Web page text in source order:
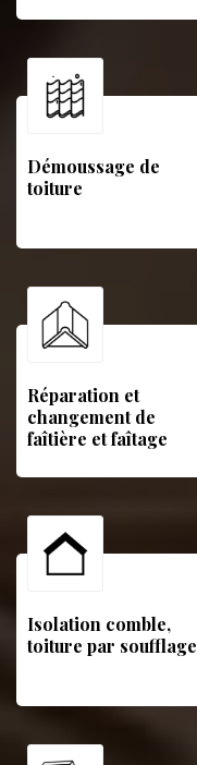
Démoussage de
toiture
Réparation et
changement de
faîtière et faîtage
Isolation comble,
toiture par soufflage